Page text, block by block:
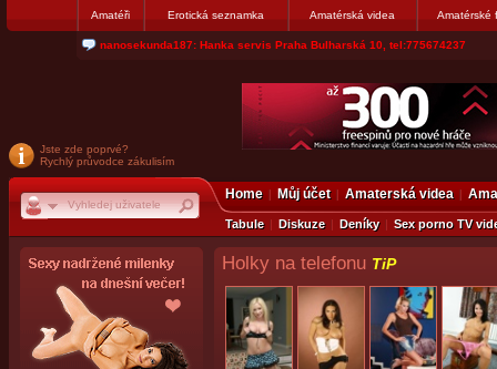
Amatéři Erotická seznamka Amatérská videa Amatérské
jjoseff: Najde se par, ktery nekdy přemýšlel o divákovi. Napiste
Jste zde poprvé?
Rychlý průvodce zákulisím
Home Můj účet Amaterská videa
Tabule Diskuze Deníky Sex porno TV
Holky na telefonu TiP